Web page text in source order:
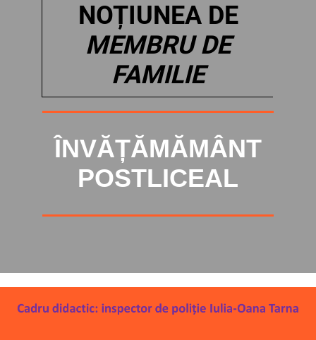
NOȚIUNEA DE
MEMBRU DE
FAMILIE
ÎNVĂȚĂMĂMÂNT
POSTLICEAL